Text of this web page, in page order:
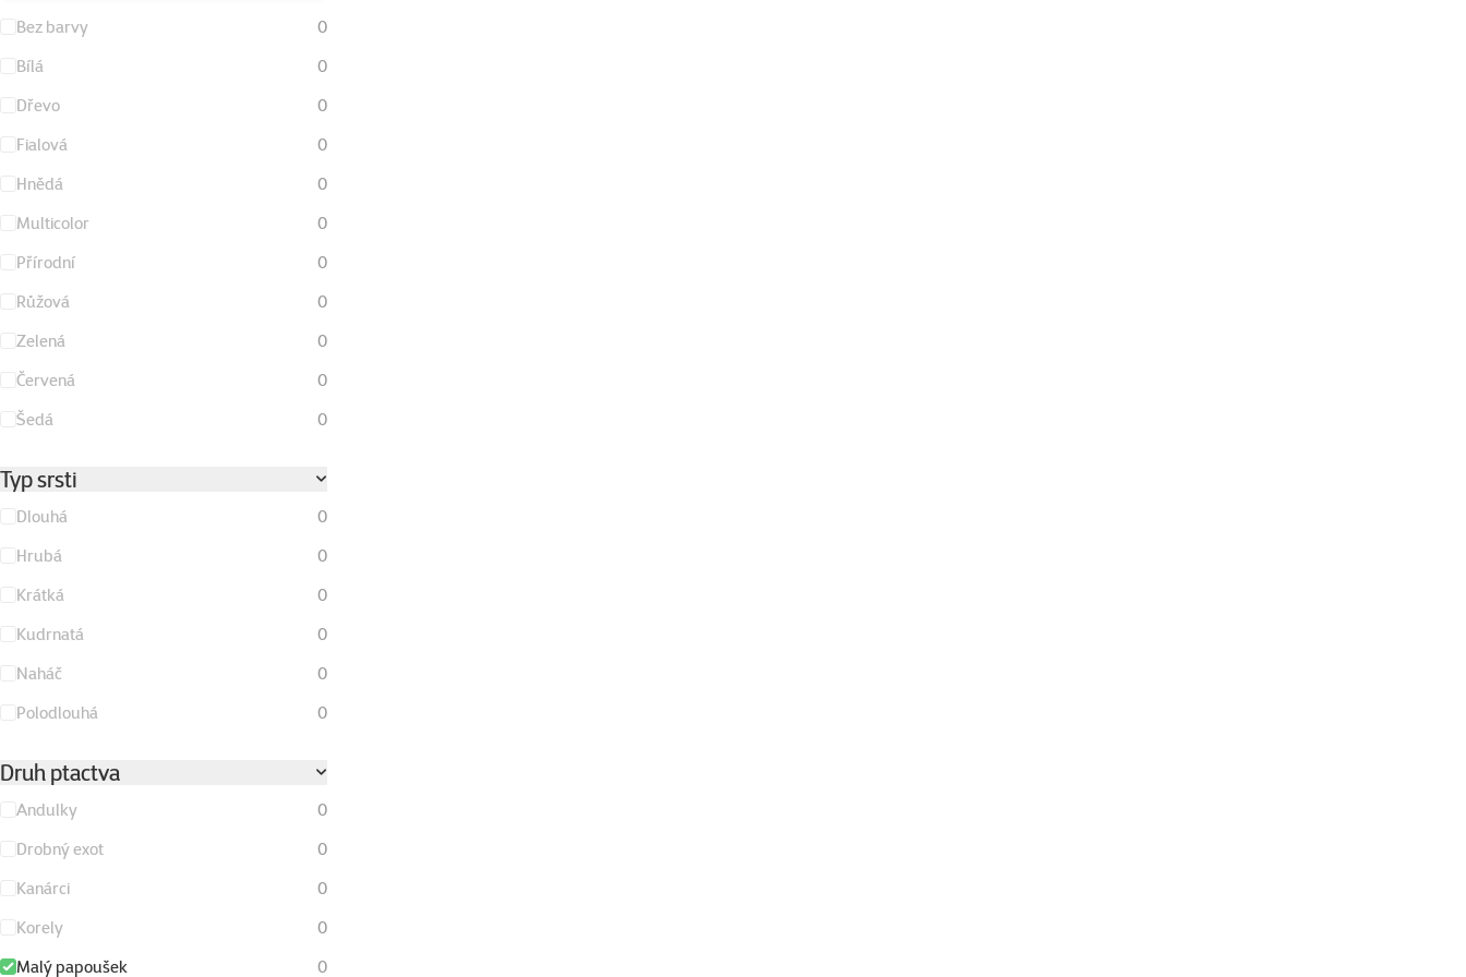
Bez barvy
0
Bílá
0
Dřevo
0
Fialová
0
Hnědá
0
Multicolor
0
Přírodní
0
Růžová
0
Zelená
0
Červená
0
Šedá
0
Typ srsti
Dlouhá
0
Hrubá
0
Krátká
0
Kudrnatá
0
Naháč
0
Polodlouhá
0
Druh ptactva
Andulky
0
Drobný exot
0
Kanárci
0
Korely
0
Malý papoušek
0